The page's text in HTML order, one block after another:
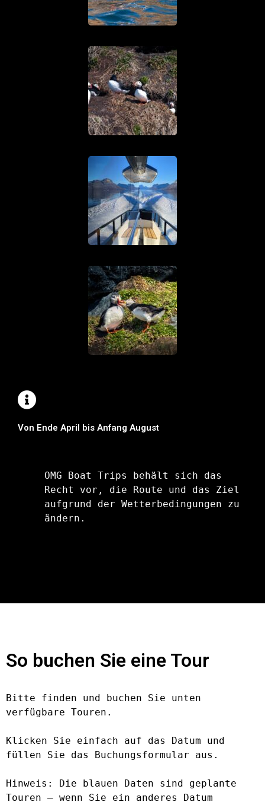
Von Ende April bis Anfang August
OMG Boat Trips behält sich das
Recht vor, die Route und das Ziel
aufgrund der Wetterbedingungen zu
ändern.
So buchen Sie eine Tour
Bitte finden und buchen Sie unten
verfügbare Touren.
Klicken Sie einfach auf das Datum und
füllen Sie das Buchungsformular aus.
Hinweis: Die blauen Daten sind geplante
Touren – wenn Sie ein anderes Datum